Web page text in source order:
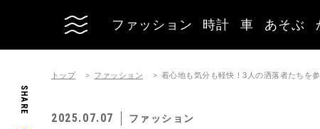
ファッション 時計 車 あそぶ
SHARE
トップ ファッション 着心地も気分も軽快！3人の洒落者たちを
2025.07.07 ファッション